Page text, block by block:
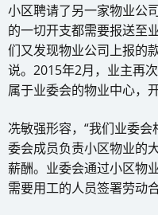
小区聘请了另一家物业公
的一切开支都需要报送至
们又发现物业公司上报的
说。2015年2月，业主再
属于业委会的物业中心，开
冼敏强形容，“我们业委会
委会成员负责小区物业的
薪酬。业委会通过小区物
需要用工的人员签署劳动